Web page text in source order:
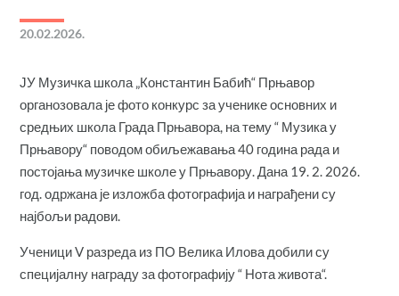
20.02.2026.
ЈУ Музичка школа „Константин Бабић“ Прњавор
органозовала је фото конкурс за ученике основних и
средњих школа Града Прњавора, на тему “ Музика у
Прњавору“ поводом обиљежавања 40 година рада и
постојања музичке школе у Прњавору. Дана 19. 2. 2026.
год. одржана је изложба фотографија и награђени су
најбољи радови.
Ученици V разреда из ПО Велика Илова добили су
специјалну награду за фотографију “ Нота живота“.